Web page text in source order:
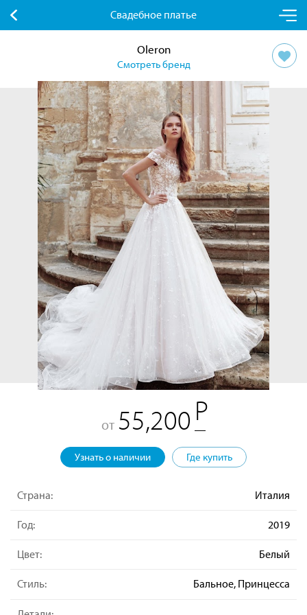
Свадебное платье
Oleron
Смотреть бренд
от 55,200
Узнать о наличии Где купить
Страна: Италия
Год: 2019
Цвет: Белый
Стиль: Бальное, Принцесса